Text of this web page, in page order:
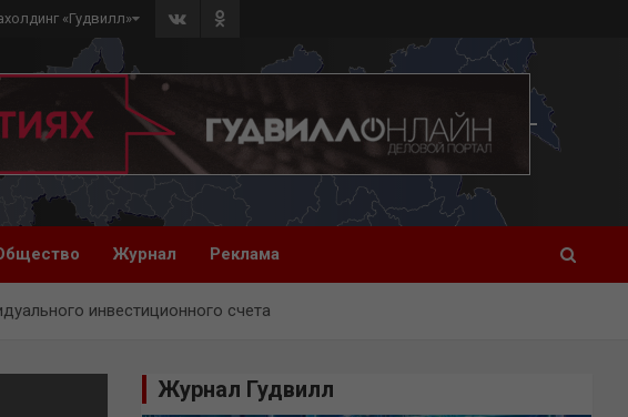
«Гудвилл»
Журнал Реклама
инвестиционного счета
Журнал Гудвилл